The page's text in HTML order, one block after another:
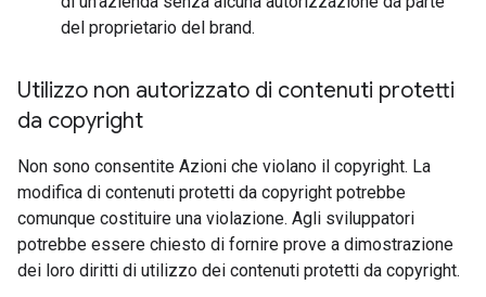
del proprietario del brand.
Utilizzo non autorizzato di contenuti protetti
da copyright
Non sono consentite Azioni che violano il copyright. La
modifica di contenuti protetti da copyright potrebbe
comunque costituire una violazione. Agli sviluppatori
potrebbe essere chiesto di fornire prove a dimostrazione
dei loro diritti di utilizzo dei contenuti protetti da copyright.